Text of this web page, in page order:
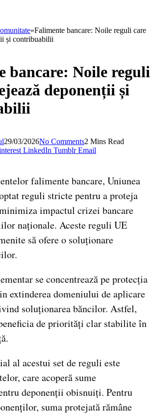
»Falimente bancare: Noile reguli care
și contribuabilii
bancare: Noile reguli
deponenții și
29/03/2026No Comments2 Mins Read
LinkedIn Tumblr Email
falimente bancare, Uniunea
reguli stricte pentru a proteja
impactul crizei bancare
naționale. Aceste reguli UE
să ofere o soluționare
se concentrează pe protecția
extinderea domeniului de aplicare
soluționarea băncilor. Astfel,
de priorități clar stabilite în
al acestui set de reguli este
care acoperă sume
deponenții obisnuiți. Pentru
suma protejată rămâne